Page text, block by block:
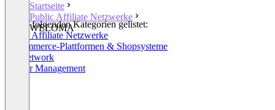
Startseite
Public Affiliate Netzwerke
WELOMA
In den folgenden Kategorien gelistet:
Public Affiliate Netzwerke
E-Commerce-Plattformen & Shopsysteme
Ad Network
Partner Management